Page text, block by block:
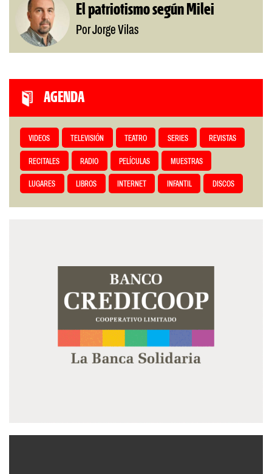
El patriotismo según Milei
Por Jorge Vilas
AGENDA
VIDEOS TELEVISIÓN TEATRO SERIES REVISTAS
RECITALES RADIO PELÍCULAS MUESTRAS
LUGARES LIBROS INTERNET INFANTIL DISCOS